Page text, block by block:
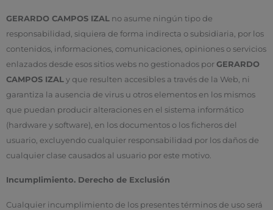
GERARDO CAMPOS IZAL no asume ningún tipo de
responsabilidad, siquiera de forma indirecta o subsidiaria, por los
contenidos, informaciones, comunicaciones, opiniones o servicios
enlazados desde esos sitios webs no gestionados por GERARDO
CAMPOS IZAL y que resulten accesibles a través de la Web, ni
garantiza la ausencia de virus u otros elementos en los mismos
que puedan producir alteraciones en el sistema informático
(hardware y software), en los documentos o los ficheros del
usuario, excluyendo cualquier responsabilidad por los daños de
cualquier clase causados al usuario por este motivo.
Incumplimiento. Derecho de Exclusión
Cualquier incumplimiento de los presentes términos de uso será